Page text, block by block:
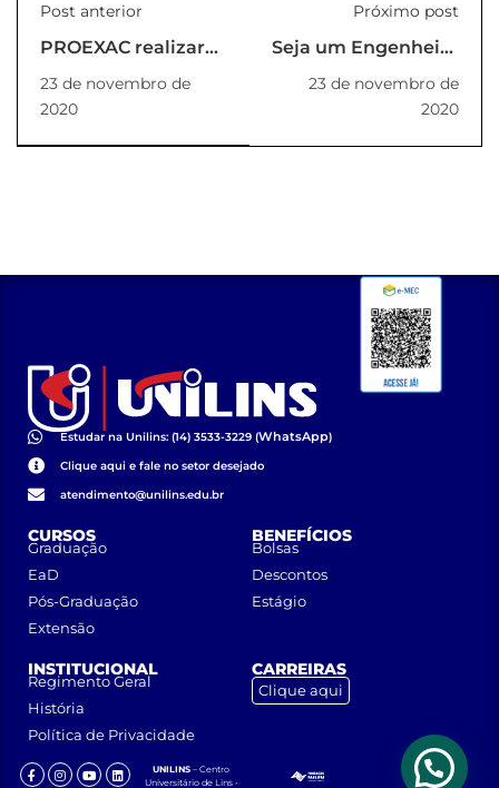
Post anterior
PROEXAC realizará
evento online sobre
23 de novembro de
2020
Próximo post
Seja um Engenheiro
Calculista e
das funções com as
melhores
23 de novembro de
2020
Estudar na Unilins: (14) 3533-3229 (WhatsApp)
Clique aqui e fale no setor desejado
atendimento@unilins.edu.br
CURSOS
Graduação
EaD
Pós-Graduação
Extensão
BENEFÍCIOS
Bolsas
Descontos
Estágio
INSTITUCIONAL
Regimento Geral
História
Política de Privacidade
CARREIRAS
Clique aqui
UNILINS – Centro
Universitário de Lins •